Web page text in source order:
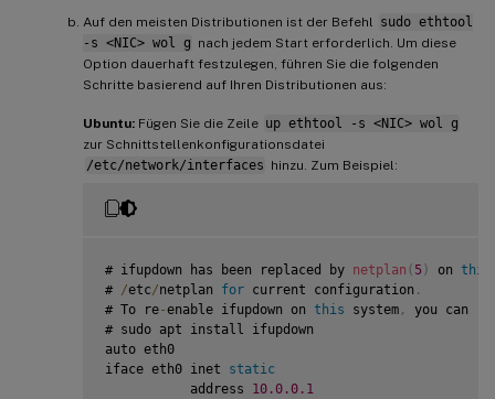
Auf den meisten Distributionen ist der Befehl
sudo ethtool
-s <NIC> wol g nach jedem Start erforderlich. Um diese
Option dauerhaft festzulegen, führen Sie die folgenden
Schritte basierend auf Ihren Distributionen aus:
Ubuntu: Fügen Sie die Zeile up ethtool -s <NIC> wol g
zur Schnittstellenkonfigurationsdatei
/etc/network/interfaces hinzu. Zum Beispiel:
# ifupdown has been replaced by netplan ( 5 ) on this
# /etc/netplan for current configuration .
# To re-enable ifupdown on this system ,
you can
# sudo apt install ifupdown
auto eth0
iface eth0 inet static
           address
10.0 .0 .1